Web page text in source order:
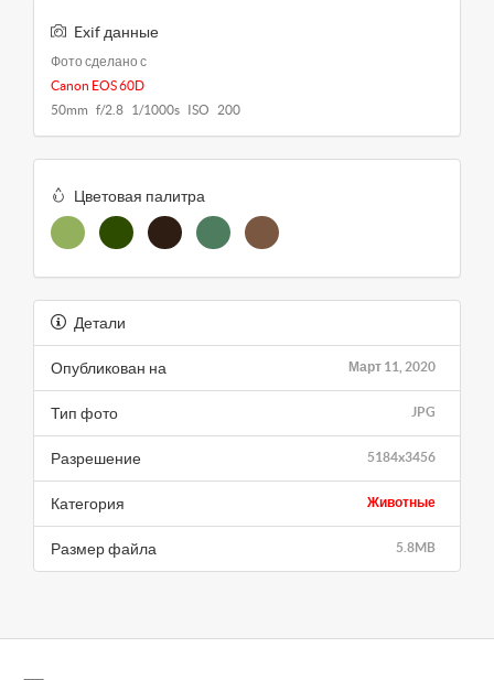
Exif данные
Фото сделано с
Canon EOS 60D
50mm f/2.8 1/1000s ISO 200
Цветовая палитра
Детали
Март 11, 2020
Опубликован на
JPG
Тип фото
5184x3456
Разрешение
Животные
Категория
5.8MB
Размер файла